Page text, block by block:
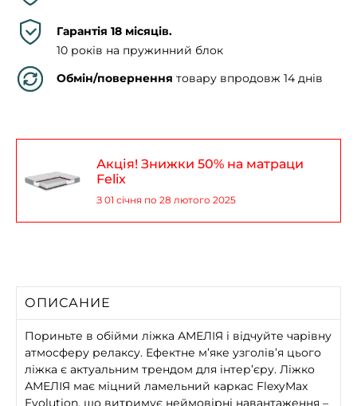
Гарантія 18 місяців.
10 років на пружинний блок
Обмін/повернення товару впродовж 14 днів
Акція! Знижки 50% на матраци
Felix
З 01 січня по 28 лютого 2025
ОПИСАНИЕ
Пориньте в обійми ліжка АМЕЛІЯ і відчуйте чарівну
атмосферу релаксу. Ефектне м’яке узголів’я цього
ліжка є актуальним трендом для інтер’єру. Ліжко
АМЕЛІЯ має міцний ламельний каркас FlexyMax
Evolution, що витримує неймовірні навантаження –